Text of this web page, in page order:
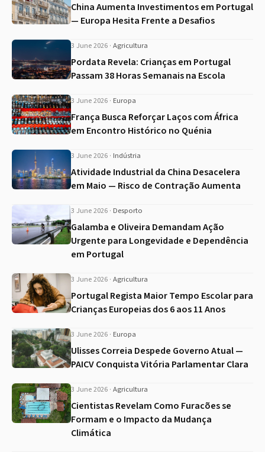
China Aumenta Investimentos em Portugal
— Europa Hesita Frente a Desafios
3 June 2026 · Agricultura
Pordata Revela: Crianças em Portugal
Passam 38 Horas Semanais na Escola
3 June 2026 · Europa
França Busca Reforçar Laços com África
em Encontro Histórico no Quénia
3 June 2026 · Indústria
Atividade Industrial da China Desacelera
em Maio — Risco de Contração Aumenta
3 June 2026 · Desporto
Galamba e Oliveira Demandam Ação
Urgente para Longevidade e Dependência
em Portugal
3 June 2026 · Agricultura
Portugal Regista Maior Tempo Escolar para
Crianças Europeias dos 6 aos 11 Anos
3 June 2026 · Europa
Ulisses Correia Despede Governo Atual —
PAICV Conquista Vitória Parlamentar Clara
3 June 2026 · Agricultura
Cientistas Revelam Como Furacões se
Formam e o Impacto da Mudança
Climática